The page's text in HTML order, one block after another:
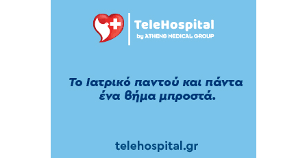
Ασφάλεια στο νερό: 8 χρήσιμες οδηγίες
από τον Ελληνικό Ερυθρό Σταυρό
Εκπαίδευση στον διαβήτη – Ένας πυλώνας
της σύγχρονης φροντίδας
Hospital): Καρδιοπαθείς και καλοκαίρι –